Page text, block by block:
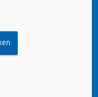
en kleuren om
Kies uit een
gereedschappen